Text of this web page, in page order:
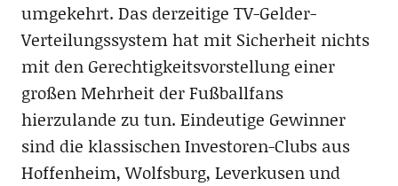
umgekehrt. Das derzeitige TV-Gelder-
Verteilungssystem hat mit Sicherheit nichts
mit den Gerechtigkeitsvorstellung einer
großen Mehrheit der Fußballfans
hierzulande zu tun. Eindeutige Gewinner
sind die klassischen Investoren-Clubs aus
Hoffenheim, Wolfsburg, Leverkusen und